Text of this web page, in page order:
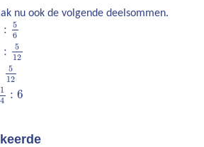
nu ook de volgende deelsommen.
:
5
6
:
5
12
5
12
1
4
: 6